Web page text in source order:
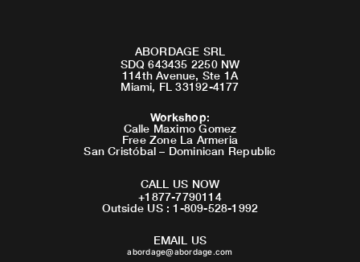
ABORDAGE SRL
SDQ 643435 2250 NW
114th Avenue, Ste 1A
Miami, FL 33192-4177
Workshop:
Calle Maximo Gomez
Free Zone La Armeria
San Cristóbal – Dominican Republic
CALL US NOW
+1877-7790114
Outside US : 1-809-528-1992
EMAIL US
abordage@abordage.com